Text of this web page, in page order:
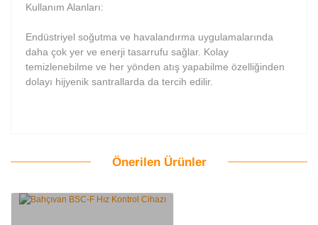
Kullanım Alanları:
Endüstriyel soğutma ve havalandırma uygulamalarında
daha çok yer ve enerji tasarrufu sağlar. Kolay
temizlenebilme ve her yönden atış yapabilme özelliğinden
dolayı hijyenik santrallarda da tercih edilir.
Önerilen Ürünler